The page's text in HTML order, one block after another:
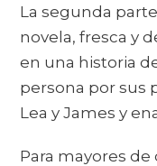
La segunda
novela, fresca y
en una historia
persona por sus
Lea y James y
Para mayores de